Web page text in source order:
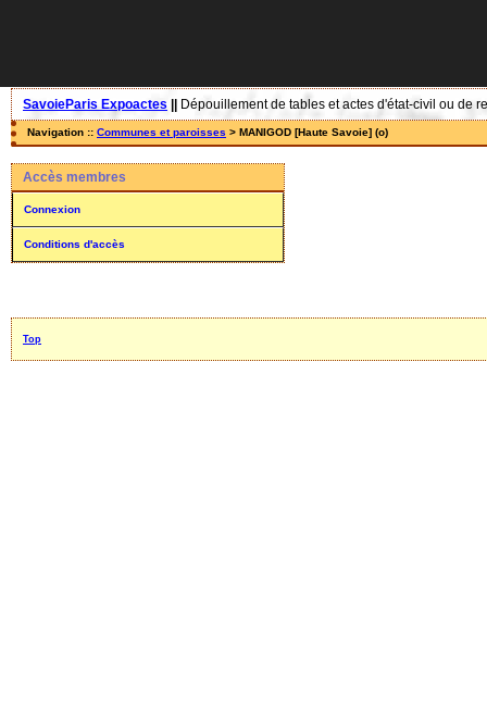
SavoieParis Expoactes Dépouillement de tables et actes d'état-civil ou de
Navigation :: Communes et paroisses > MANIGOD [Haute Savoie] (o)
Accès membres
Connexion
Conditions d'accès
Top